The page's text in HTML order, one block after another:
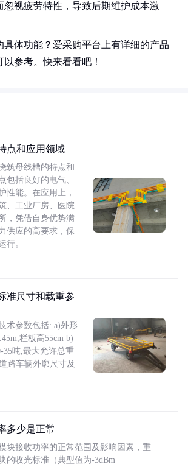
忽视疲劳特性，导致后期维护成本激
具体功能？爱采购平台上有详细的产品
参考。快来看看吧！
点和应用领域
筑母线槽的特点和
包括良好的电气、
性能。在应用上，
、工业厂房、医院
，凭借自身优势满
供应的高要求，保
行。
准尺寸和载重参
术参数包括: a)外形
栏板高55cm b)
35吨,最大允许总重
路车辆外廓尺寸及
多少是正常
块接收功率的正常范围及影响因素，重
的收光标准（典型值为-3dBm